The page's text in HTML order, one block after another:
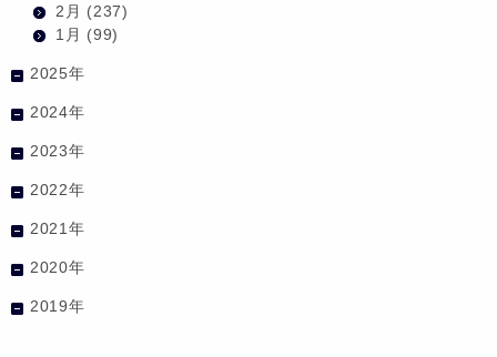
2月 (237)
1月 (99)
2025年
2024年
2023年
2022年
2021年
2020年
2019年